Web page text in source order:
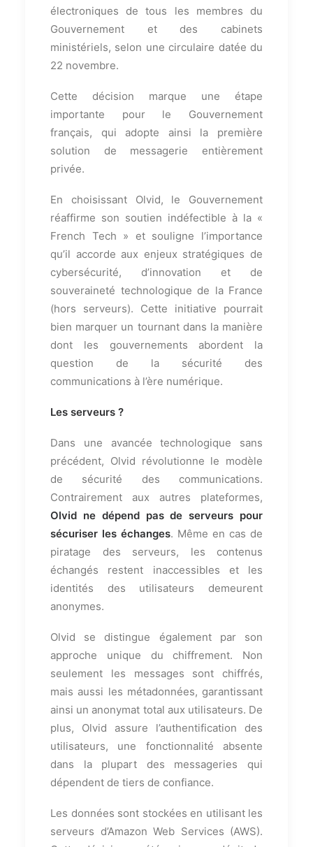
électroniques de tous les membres du
Gouvernement et des cabinets
ministériels, selon une circulaire datée du
22 novembre.
Cette décision marque une étape
importante pour le Gouvernement
français, qui adopte ainsi la première
solution de messagerie entièrement
privée.
En choisissant Olvid, le Gouvernement
réaffirme son soutien indéfectible à la «
French Tech » et souligne l’importance
qu’il accorde aux enjeux stratégiques de
cybersécurité, d’innovation et de
souveraineté technologique de la France
(hors serveurs). Cette initiative pourrait
bien marquer un tournant dans la manière
dont les gouvernements abordent la
question de la sécurité des
communications à l’ère numérique.
Les serveurs ?
Dans une avancée technologique sans
précédent, Olvid révolutionne le modèle
de sécurité des communications.
Contrairement aux autres plateformes,
Olvid ne dépend pas de serveurs pour
sécuriser les échanges. Même en cas de
piratage des serveurs, les contenus
échangés restent inaccessibles et les
identités des utilisateurs demeurent
anonymes.
Olvid se distingue également par son
approche unique du chiffrement. Non
seulement les messages sont chiffrés,
mais aussi les métadonnées, garantissant
ainsi un anonymat total aux utilisateurs. De
plus, Olvid assure l’authentification des
utilisateurs, une fonctionnalité absente
dans la plupart des messageries qui
dépendent de tiers de confiance.
Les données sont stockées en utilisant les
serveurs d’Amazon Web Services (AWS).